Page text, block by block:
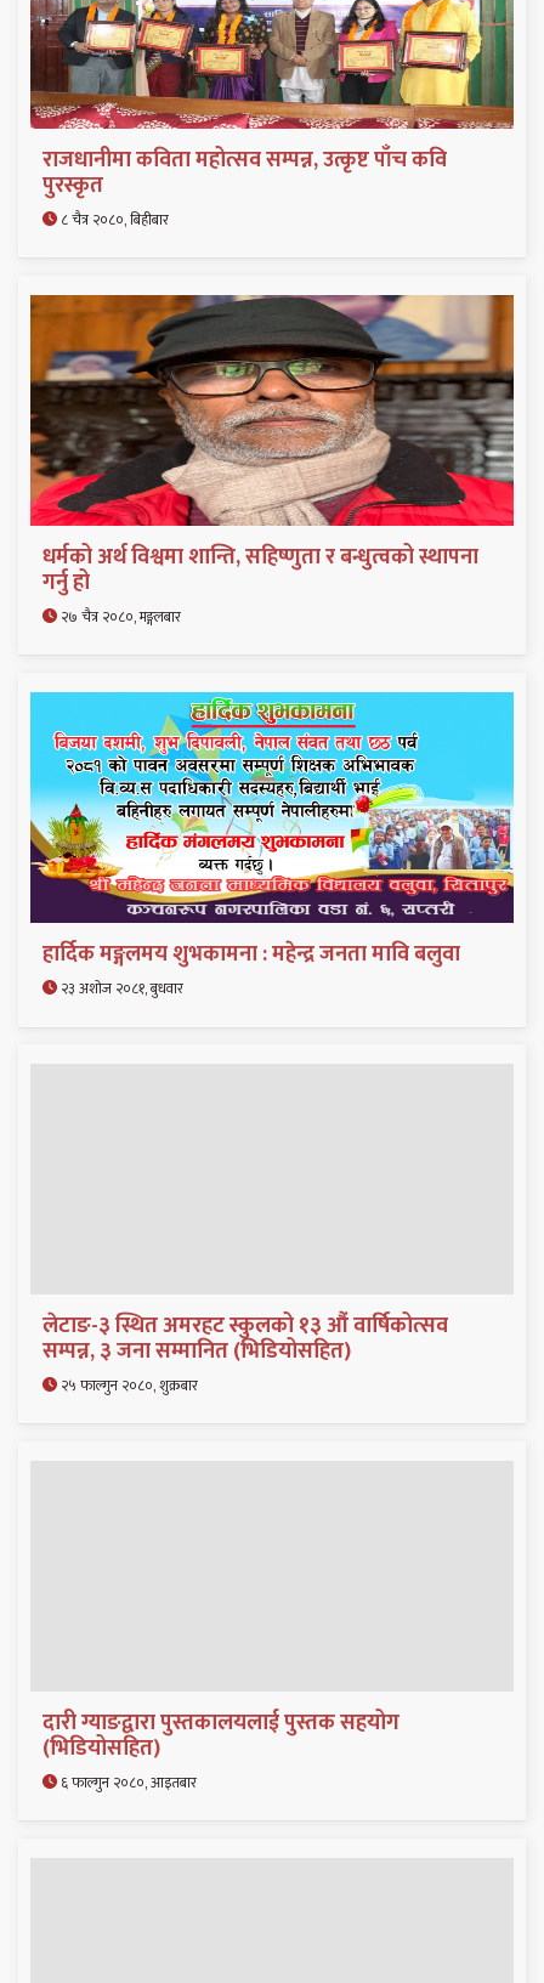
राजधानीमा कविता महोत्सव सम्पन्न, उत्कृष्ट पाँच कवि
पुरस्कृत
८ चैत्र २०८०, बिहीबार
धर्मको अर्थ विश्वमा शान्ति, सहिष्णुता र बन्धुत्वको स्थापना
गर्नु हो
२७ चैत्र २०८०, मङ्गलबार
हार्दिक मङ्गलमय शुभकामना : महेन्द्र जनता मावि बलुवा
२३ अशोज २०८१, बुधवार
लेटाङ-३ स्थित अमरहट स्कुलको १३ औं वार्षिकोत्सव
सम्पन्न, ३ जना सम्मानित (भिडियोसहित)
२५ फाल्गुन २०८०, शुक्रबार
दारी ग्याङद्वारा पुस्तकालयलाई पुस्तक सहयोग
(भिडियोसहित)
६ फाल्गुन २०८०, आइतबार